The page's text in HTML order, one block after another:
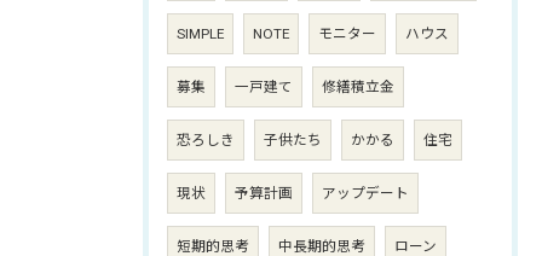
SIMPLE NOTE モニター ハウス
募集 一戸建て 修繕積立金
恐ろしき 子供たち かかる 住宅
現状 予算計画 アップデート
短期的思考 中長期的思考 ローン